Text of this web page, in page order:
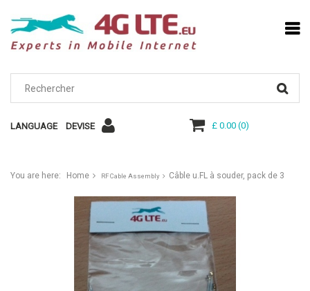
LANGUAGE DEVISE £ 0.00(0)
You are here: Home RF Cable Assembly Câble u.FL à souder, pack de 3